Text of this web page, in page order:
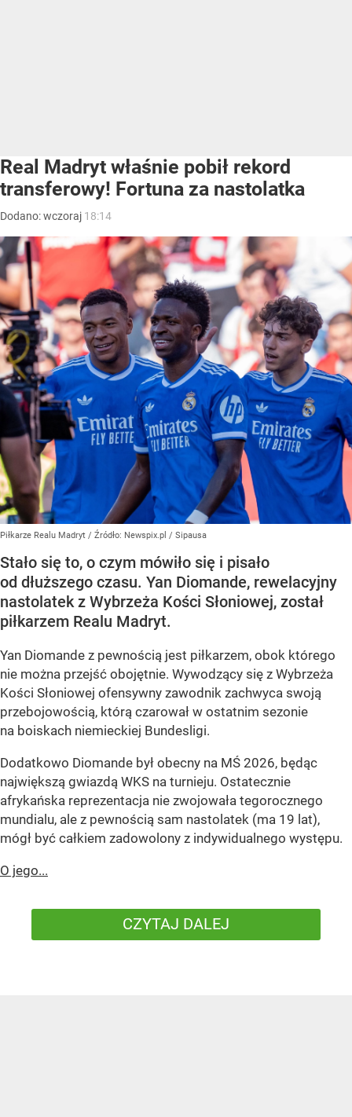
Real Madryt właśnie pobił rekord
transferowy! Fortuna za nastolatka
Dodano:wczoraj 18:14
Piłkarze Realu Madryt / Źródło: Newspix.pl / Sipausa
Stało się to, o czym mówiło się i pisało
od dłuższego czasu. Yan Diomande, rewelacyjny
nastolatek z Wybrzeża Kości Słoniowej, został
piłkarzem Realu Madryt.
Yan Diomande z pewnością jest piłkarzem, obok którego
nie można przejść obojętnie. Wywodzący się z Wybrzeża
Kości Słoniowej ofensywny zawodnik zachwyca swoją
przebojowością, którą czarował w ostatnim sezonie
na boiskach niemieckiej Bundesligi.
Dodatkowo Diomande był obecny na MŚ 2026, będąc
największą gwiazdą WKS na turnieju. Ostatecznie
afrykańska reprezentacja nie zwojowała tegorocznego
mundialu, ale z pewnością sam nastolatek (ma 19 lat),
mógł być całkiem zadowolony z indywidualnego występu.
O jego...
CZYTAJ DALEJ